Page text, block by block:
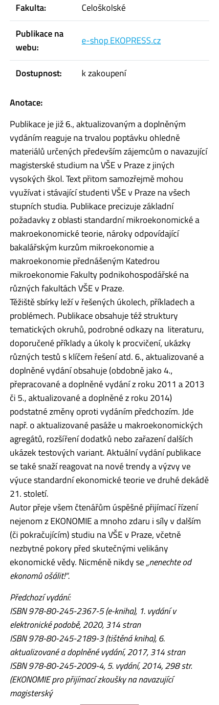
Fakulta:
Celoškolské
Publikace na
webu:
e-shop EKOPRESS.cz
Dostupnost: k zakoupení
Anotace:
Publikace je již 6., aktualizovaným a doplněným
vydáním reaguje na trvalou poptávku ohledně
materiálů určených především zájemcům o navazující
magisterské studium na VŠE v Praze z jiných
vysokých škol. Text přitom samozřejmě mohou
využívat i stávající studenti VŠE v Praze na všech
stupních studia. Publikace precizuje základní
požadavky z oblasti standardní mikroekonomické a
makroekonomické teorie, nároky odpovídající
bakalářským kurzům mikroekonomie a
makroekonomie přednášeným Katedrou
mikroekonomie Fakulty podnikohospodářské na
různých fakultách VŠE v Praze.
Těžiště sbírky leží v řešených úkolech, příkladech a
problémech. Publikace obsahuje též struktury
tematických okruhů, podrobné odkazy na literaturu,
doporučené příklady a úkoly k procvičení, ukázky
různých testů s klíčem řešení atd. 6., aktualizované a
doplněné vydání obsahuje (obdobně jako 4.,
přepracované a doplněné vydání z roku 2011 a 2013
či 5., aktualizované a doplněné z roku 2014)
podstatné změny oproti vydáním předchozím. Jde
např. o aktualizované pasáže u makroekonomických
agregátů, rozšíření dodatků nebo zařazení dalších
ukázek testových variant. Aktuální vydání publikace
se také snaží reagovat na nové trendy a výzvy ve
výuce standardní ekonomické teorie ve druhé dekádě
21. století.
Autor přeje všem čtenářům úspěšné přijímací řízení
nejenom z EKONOMIE a mnoho zdaru i síly v dalším
(či pokračujícím) studiu na VŠE v Praze, včetně
nezbytné pokory před skutečnými velikány
ekonomické vědy. Nicméně nikdy se„nenechte od
ekonomů ošálit!“.
Předchozí vydání:
ISBN 978-80-245-2367-5 (e-kniha), 1. vydání v
elektronické podobě, 2020, 314 stran
ISBN 978-80-245-2189-3 (tištěná kniha), 6.
aktualizované a doplněné vydání, 2017, 314 stran
ISBN 978-80-245-2009-4, 5. vydání, 2014, 298 str.
(EKONOMIE pro přijímací zkoušky na navazující
magisterský